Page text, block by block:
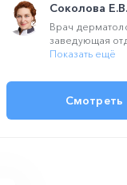
Соколова Е.В.
Врач
заведующая
Показать ещё
Смотреть